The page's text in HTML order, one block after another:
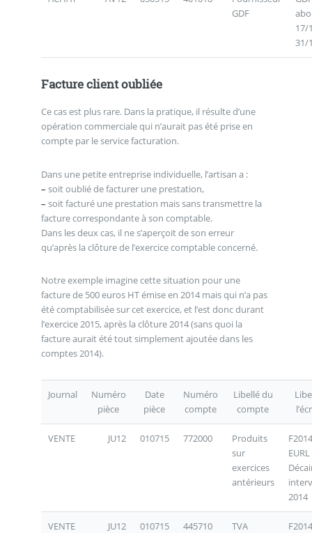
GDF
17/
31/
Facture client oubliée
Ce cas est plus rare. Dans la pratique, il résulte d’une
opération commerciale qui n’aurait pas été prise en
compte par le service facturation.
Dans une petite entreprise individuelle, l’artisan a :
– soit oublié de facturer une prestation,
– soit facturé une prestation mais sans transmettre la
facture correspondante à son comptable.
Dans les deux cas, il ne s’aperçoit de son erreur
qu’après la clôture de l’exercice comptable concerné.
Notre exemple imagine cette situation pour une
facture de 500 euros HT émise en 2014 mais qui n’a pas
été comptabilisée sur cet exercice, et l’est donc durant
l’exercice 2015, après la clôture 2014 (sans quoi la
facture aurait été tout simplement ajoutée dans les
comptes 2014).
Journal
Numéro
pièce
Date
pièce
Numéro
compte
Libellé du
compte
VENTE JU12 010715 772000
Produits
sur
exercices
antérieurs
EURL
2014
VENTE JU12 010715 445710
TVA